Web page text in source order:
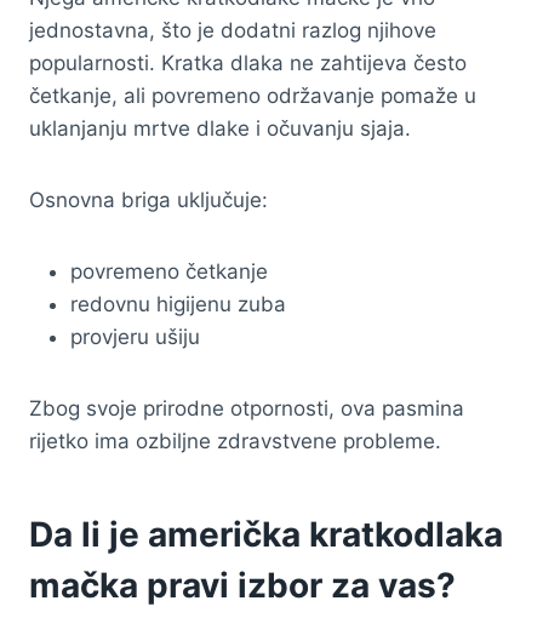
jednostavna, što je dodatni razlog njihove
popularnosti. Kratka dlaka ne zahtijeva često
četkanje, ali povremeno održavanje pomaže u
uklanjanju mrtve dlake i očuvanju sjaja.
Osnovna briga uključuje:
povremeno četkanje
redovnu higijenu zuba
provjeru ušiju
Zbog svoje prirodne otpornosti, ova pasmina
rijetko ima ozbiljne zdravstvene probleme.
Da li je američka kratkodlaka
mačka pravi izbor za vas?